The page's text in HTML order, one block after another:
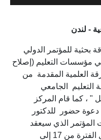
- لندن
للمؤتمر الدولي
مؤسسات التعليم (إصلاح
العلمية المقدمة من
التعليم الجامعي
" ، كما قام المركز
دعوة حضور للدكتور
الذي سيعقد
بجامعة البتراء بالممكلة الاردنية خلال الفترة من 17 إلى